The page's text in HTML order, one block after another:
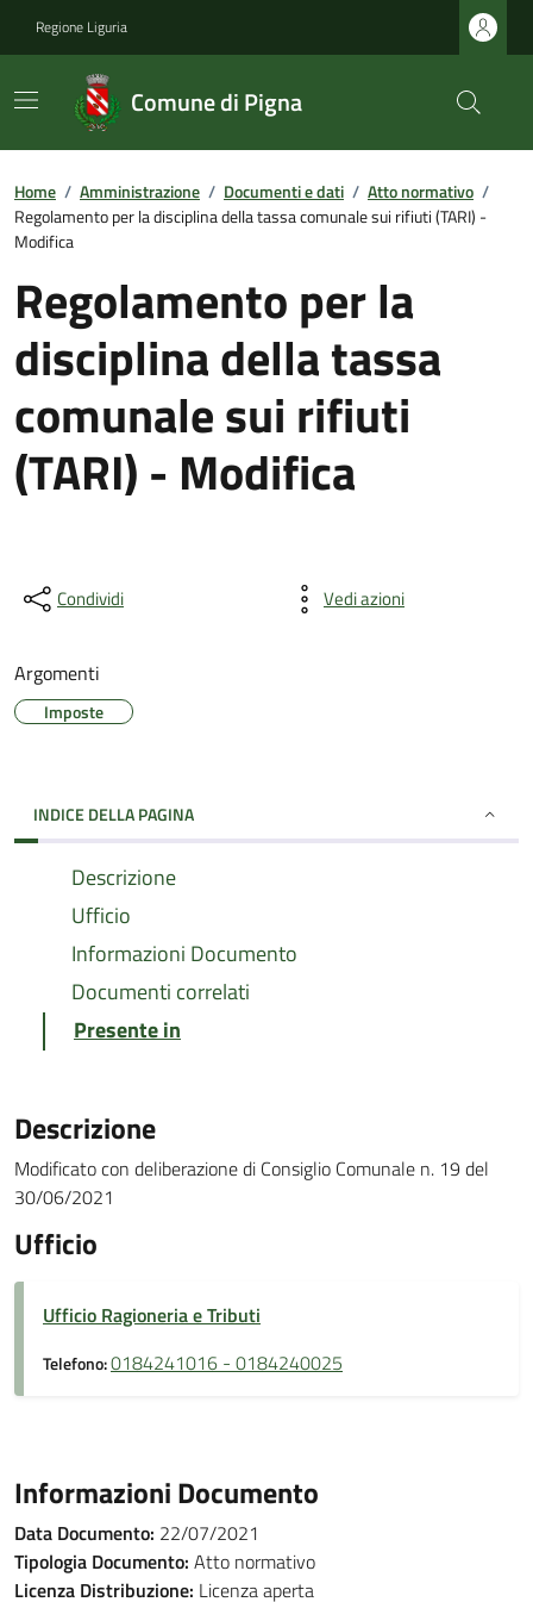
Regione Liguria
Comune di Pigna
Home / Amministrazione / Documenti e dati / Atto normativo /
Regolamento per la disciplina della tassa comunale sui rifiuti (TARI) -
Modifica
Regolamento per la
disciplina della tassa
comunale sui rifiuti
(TARI) - Modifica
Condividi Vedi azioni
Argomenti
Imposte
INDICE DELLA PAGINA
Descrizione
Ufficio
Informazioni Documento
Documenti correlati
Presente in
Descrizione
Modificato con deliberazione di Consiglio Comunale n. 19 del
30/06/2021
Ufficio
Ufficio Ragioneria e Tributi
Telefono:0184241016 - 0184240025
Informazioni Documento
Data Documento: 22/07/2021
Tipologia Documento: Atto normativo
Licenza Distribuzione: Licenza aperta